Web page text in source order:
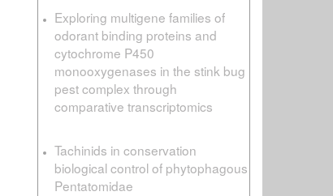
Exploring multigene families of
odorant binding proteins and
cytochrome P450
monooxygenases in the stink bug
pest complex through
comparative transcriptomics
Tachinids in conservation
biological control of phytophagous
Pentatomidae